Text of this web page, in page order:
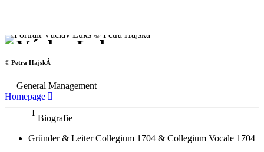
Václav Luks
Dirigent
© Petra HajskÁ
General Management
Homepage
Biografie
Gründer & Leiter Collegium 1704 & Collegium Vocale 1704